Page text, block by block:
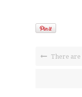
There